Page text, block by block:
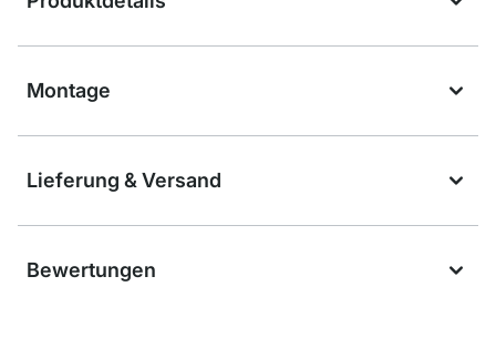
Montage
Lieferung & Versand
Bewertungen